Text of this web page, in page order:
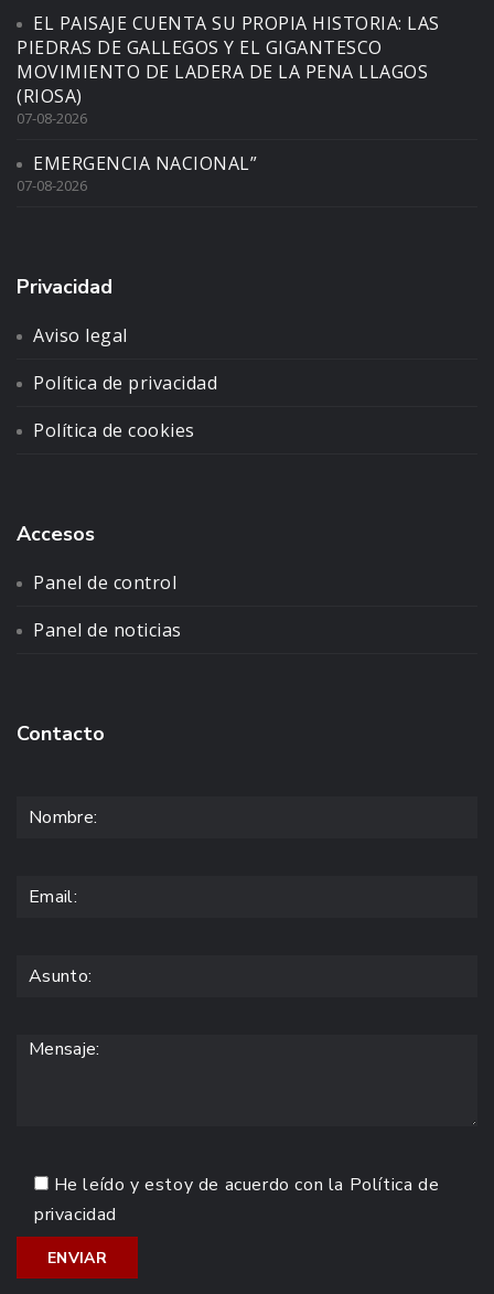
EL PAISAJE CUENTA SU PROPIA HISTORIA: LAS
PIEDRAS DE GALLEGOS Y EL GIGANTESCO
MOVIMIENTO DE LADERA DE LA PENA LLAGOS
(RIOSA)
07-08-2026
EMERGENCIA NACIONAL”
07-08-2026
Privacidad
Aviso legal
Política de privacidad
Política de cookies
Accesos
Panel de control
Panel de noticias
Contacto
He leído y estoy de acuerdo con la Política de
privacidad